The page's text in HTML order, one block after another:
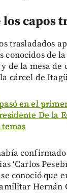
capos
trasladados
conocidos de
de la mesa de
cárcel de
en el
De la
‘Carlos
conoció que
Hernán